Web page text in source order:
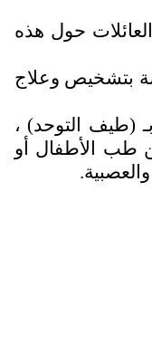
حول هذه
بتشخيص وعلاج
(طيف التوحد) ،
طب الأطفال أو